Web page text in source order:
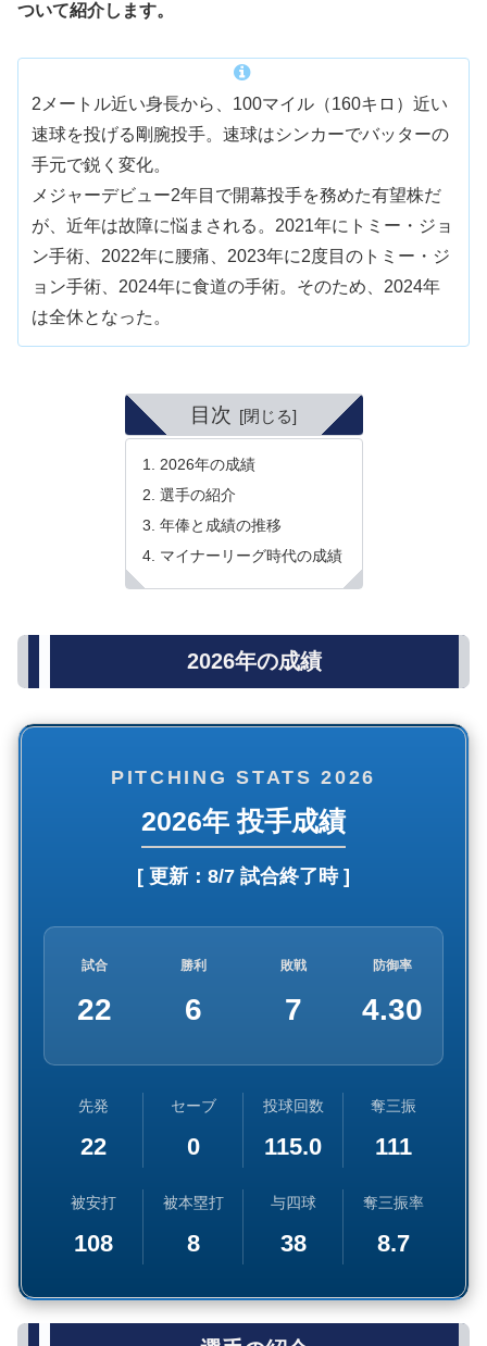
ついて紹介します。
2メートル近い身長から、100マイル（160キロ）近い
速球を投げる剛腕投手。速球はシンカーでバッターの
手元で鋭く変化。
メジャーデビュー2年目で開幕投手を務めた有望株だ
が、近年は故障に悩まされる。2021年にトミー・ジョ
ン手術、2022年に腰痛、2023年に2度目のトミー・ジ
ョン手術、2024年に食道の手術。そのため、2024年
は全休となった。
目次
2026年の成績
選手の紹介
年俸と成績の推移
マイナーリーグ時代の成績
2026年の成績
PITCHING STATS 2026
2026年 投手成績
[ 更新： 8/7 試合終了時]
試合
22
勝利
6
敗戦
7
防御率
4.30
先発
22
セーブ
0
投球回数
115.0
奪三振
111
被安打
108
被本塁打
8
与四球
38
奪三振率
8.7